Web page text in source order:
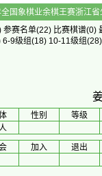
年全国象棋业
参赛名单(22) 比赛棋谱(0)
6-9级组(18) 10-11级组
性别
等级
加入 退出